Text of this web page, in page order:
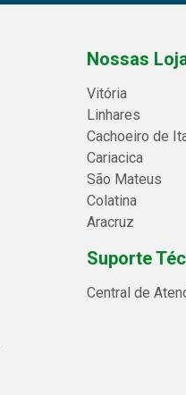
Nossas
Vitória
Linhares
Cachoeiro de
Cariacica
São Mateus
Colatina
Aracruz
Suporte
Central de